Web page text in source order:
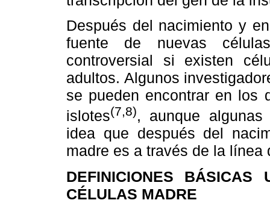
Después del nacimiento y
fuente de nuevas
controversial si existen
adultos. Algunos
se pueden encontrar en los
islotes(7,8), aunque
idea que después del
madre es a través de la
DEFINICIONES
CÉLULAS MADRE